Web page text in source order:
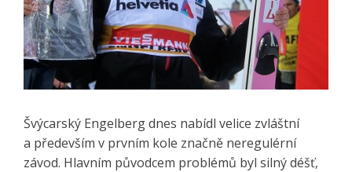
Švýcarský Engelberg dnes nabídl velice zvláštní
a především v prvním kole značně neregulérní
závod. Hlavním původcem problémů byl silný déšť,